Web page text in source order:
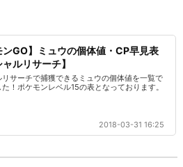
ンGO】ミュウの個体値・CP早見表
ャルリサーチ】
リサーチで捕獲できるミュウの個体値を一覧で
た！ポケモンレベル15の表となっております。
2018-03-31 16:25